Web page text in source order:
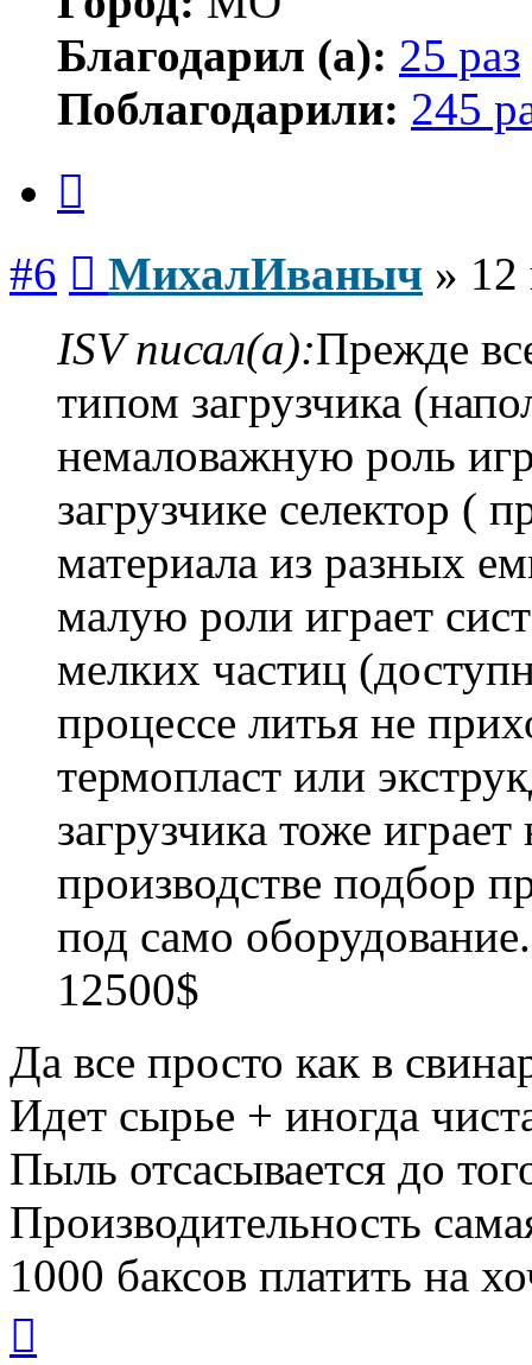
Благодарил (а): 25 раз
Поблагодарили: 245
#6 МихалИваныч »
ISV писал(а):Прежде
типом загрузчика
немаловажную роль
загрузчике селектор (
материала из разных
малую роли играет
мелких частиц
процессе литья не
термопласт или
загрузчика тоже
производстве подбор
под само
12500$
Да все просто как в
Идет сырье + иногда
Пыль отсасывается до
Производительность
1000 баксов платить на
началу